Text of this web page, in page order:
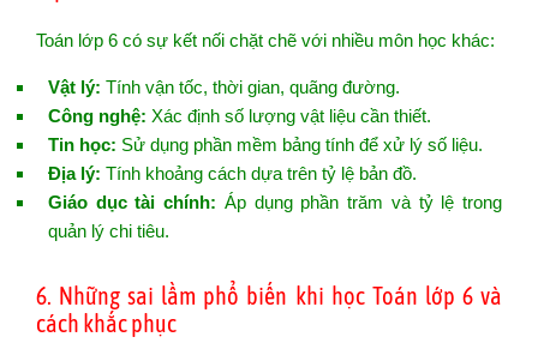
Toán lớp 6 có sự kết nối chặt chẽ với nhiều môn học khác:
Vật lý: Tính vận tốc, thời gian, quãng đường.
Công nghệ: Xác định số lượng vật liệu cần thiết.
Tin học: Sử dụng phần mềm bảng tính để xử lý số liệu.
Địa lý: Tính khoảng cách dựa trên tỷ lệ bản đồ.
Giáo dục tài chính: Áp dụng phần trăm và tỷ lệ trong
quản lý chi tiêu.
6. Những sai lầm phổ biến khi học Toán lớp 6 và
cách khắc phục